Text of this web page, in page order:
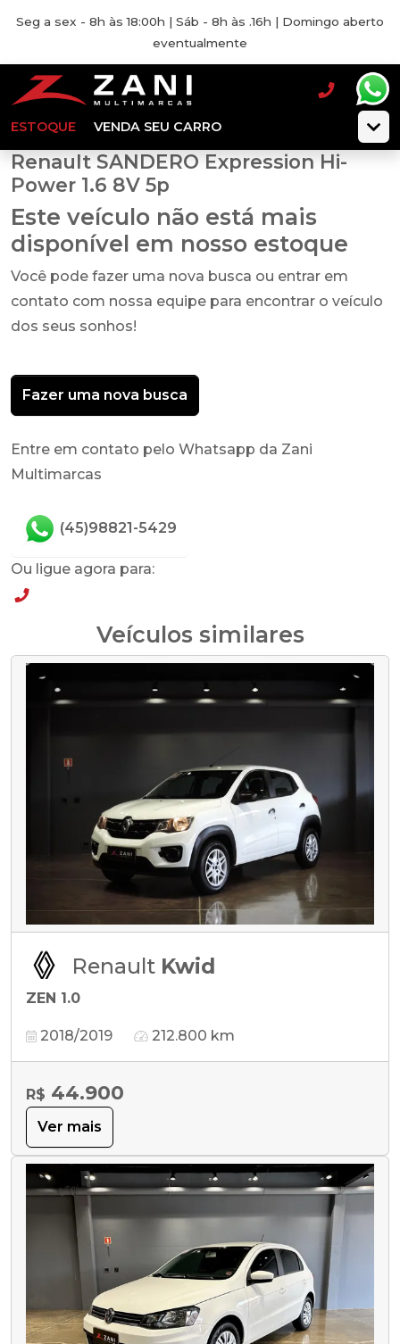
Seg a sex - 8h às 18:00h | Sáb - 8h às .16h | Domingo aberto
eventualmente
ESTOQUE VENDA SEU CARRO
Renault SANDERO Expression Hi-
Power 1.6 8V 5p
Este veículo não está mais
disponível em nosso estoque
Você pode fazer uma nova busca ou entrar em
contato com nossa equipe para encontrar o veículo
dos seus sonhos!
Fazer uma nova busca
Entre em contato pelo Whatsapp da Zani
Multimarcas
(45)98821-5429
Ou ligue agora para:
Veículos similares
Renault Kwid
ZEN 1.0
2018/2019 212.800 km
R$ 44.900
Ver mais